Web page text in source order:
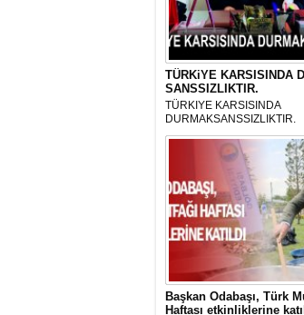
TÜRKiYE KARSISINDA
SANSSIZLIKTIR.
TÜRKIYE KARSISINDA
DURMAKSANSSIZLIKTIR.
Başkan Odabaşı, Türk
Haftası etkinliklerine